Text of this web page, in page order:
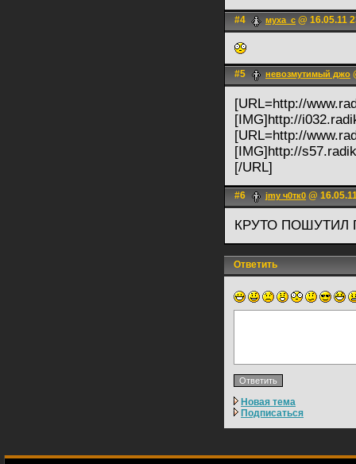
#4 муха_с @ 16.05.11
#5 невозмутимый джо
[URL=http://
[IMG]http://
[URL=http://
[IMG]http://
[/URL]
#6 jmy ч0тк0 @
КРУТО ПОШУТИЛ
Ответить
Новая тема
Подписаться